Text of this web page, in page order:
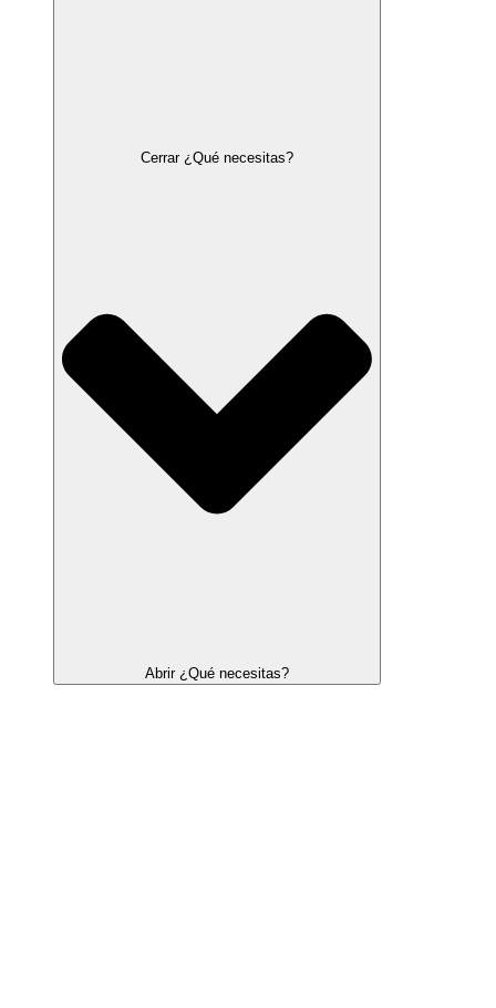
Cerrar ¿Qué necesitas?
Abrir ¿Qué necesitas?